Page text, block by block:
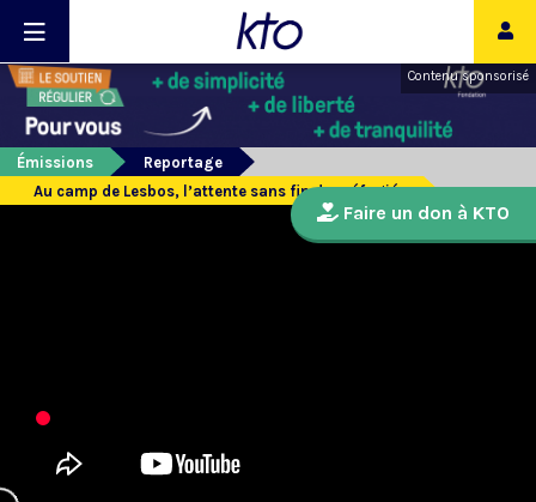
Contenu sponsorisé
Émissions
Reportage
Au camp de Lesbos, l’attente sans fin des réfugiés
Faire un don à KTO